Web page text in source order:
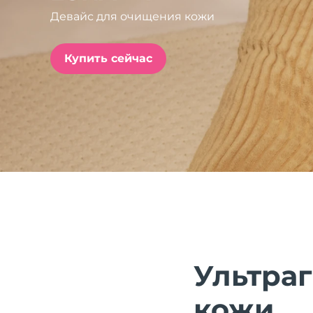
Девайс для очищения кожи
Купить сейчас
issa™ Teeth Whitening Set
FAQ™ Dual LED Panel
ПОДАРКИ И НАБОРЫ